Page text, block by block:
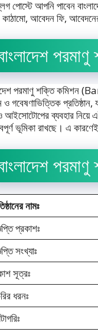
পোস্টে আপনি পাবেন
কাঠামো, আবেদন ফি,
পরমাণু শক্তি
ও গবেষণাভিত্তিক
আইসোটোপের ব্যবহার নিয়ে
ভূমিকা রাখছে। এ কারণেই
নামঃ
প্রকাশঃ
সংখ্যাঃ
সূত্রঃ
ধরনঃ